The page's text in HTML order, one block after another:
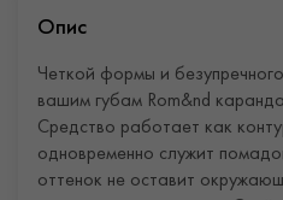
Опис
Четкой формы и
вашим губам Rom&nd
Средство работает как
одновременно служит
оттенок не оставит